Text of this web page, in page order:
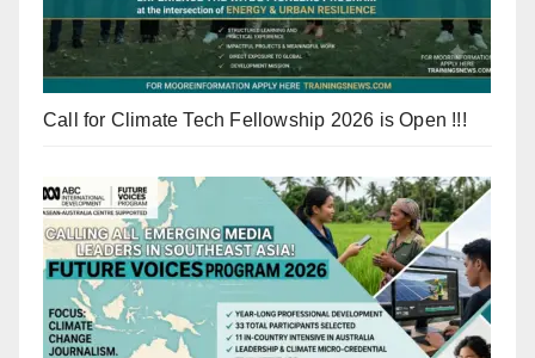
Call for Climate Tech Fellowship 2026 is Open !!!